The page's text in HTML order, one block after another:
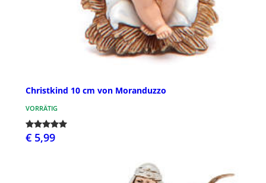
Christkind 10 cm von Moranduzzo
VORRÄTIG
€ 5,99